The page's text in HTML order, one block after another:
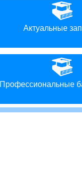
Актуальные
Профессиональные